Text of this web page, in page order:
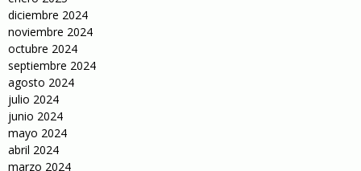
diciembre 2024
noviembre 2024
octubre 2024
septiembre 2024
agosto 2024
julio 2024
junio 2024
mayo 2024
abril 2024
marzo 2024